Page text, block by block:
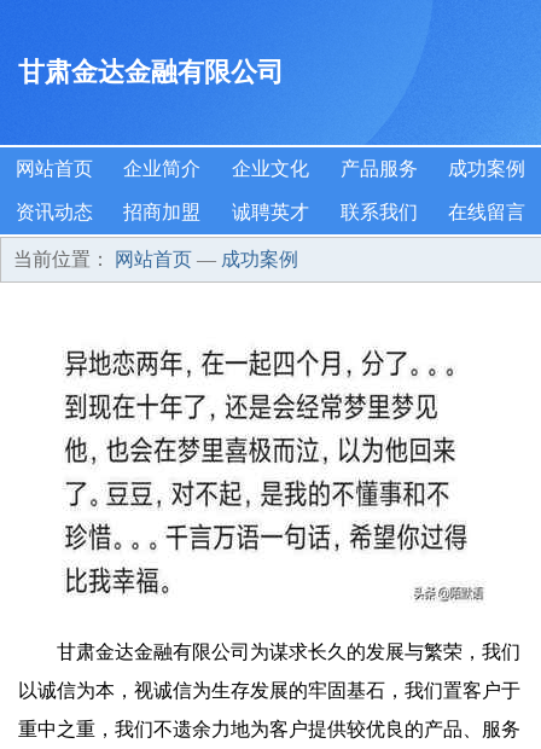
甘肃金达金融有限公司
网站首页 企业简介 企业文化 产品服务 成功案例
资讯动态 招商加盟 诚聘英才 联系我们 在线留言
当前位置： 网站首页 — 成功案例
甘肃金达金融有限公司为谋求长久的发展与繁荣，我们
以诚信为本，视诚信为生存发展的牢固基石，我们置客户于
重中之重，我们不遗余力地为客户提供较优良的产品、服务